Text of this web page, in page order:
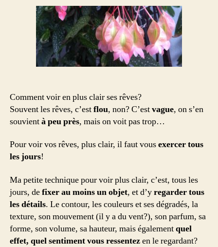
:
voir
plus
clair
Comment voir en plus clair ses rêves?
Souvent les rêves, c’estflou, non? C’estvague, on s’en
souvientà peu près, mais on voit pas trop…
Pour voir vos rêves, plus clair, il faut vousexercer tous
les jours!
Ma petite technique pour voir plus clair, c’est, tous les
jours, defixer au moins un objet, et d’yregarder tous
les détails. Le contour, les couleurs et ses dégradés, la
texture, son mouvement (il y a du vent?), son parfum, sa
forme, son volume, sa hauteur, mais égalementquel
effet, quel sentiment vous ressentezen le regardant?